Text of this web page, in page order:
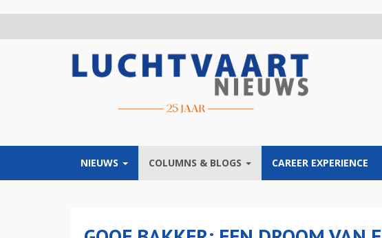
NIEUWS COLUMNS & BLOGS CAREER EXPERIENCE